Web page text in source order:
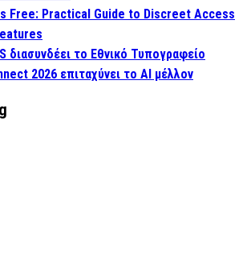
Free: Practical Guide to Discreet Access
διασυνδέει το Εθνικό Τυπογραφείο
2026 επιταχύνει το AI μέλλον